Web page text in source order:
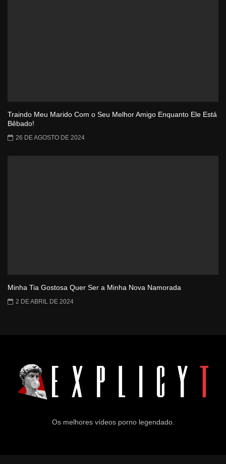
Traindo Meu Marido Com o Seu Melhor Amigo Enquanto Ele Está
Bêbado!
26 DE AGOSTO DE 2024
Minha Tia Gostosa Quer Ser a Minha Nova Namorada
2 DE ABRIL DE 2024
Os melhores vídeos porno legendado.